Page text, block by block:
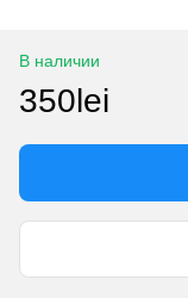
В наличии
350lei